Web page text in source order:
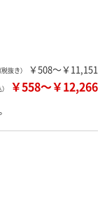
抜き） ￥508～￥11,151
￥558～￥12,266